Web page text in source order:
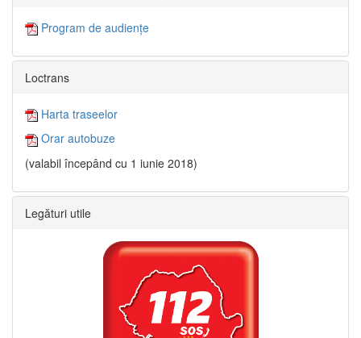
Program de audiențe
Loctrans
Harta traseelor
Orar autobuze
(valabil începând cu 1 iunie 2018)
Legături utile